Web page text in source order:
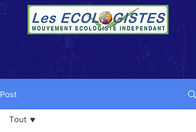
Post
Tout